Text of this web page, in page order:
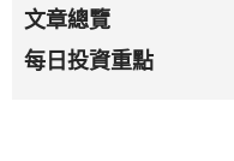
文章總覽
每日投資重點